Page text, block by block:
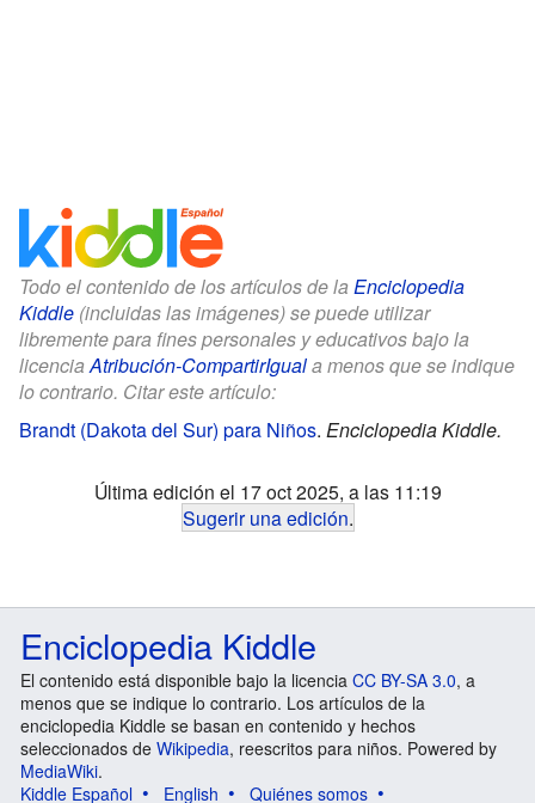
Todo el contenido de los artículos de la Enciclopedia
Kiddle (incluidas las imágenes) se puede utilizar
libremente para fines personales y educativos bajo la
licenciaAtribución-CompartirIguala menos que se indique
lo contrario. Citar este artículo:
Brandt (Dakota del Sur) para Niños. Enciclopedia Kiddle.
Última edición el 17 oct 2025, a las 11:19
Sugerir una edición.
Enciclopedia Kiddle
El contenido está disponible bajo la licencia CC BY-SA 3.0, a
menos que se indique lo contrario. Los artículos de la
enciclopedia Kiddle se basan en contenido y hechos
seleccionados de Wikipedia, reescritos para niños. Powered by
MediaWiki.
Kiddle Español
English Quiénes somos